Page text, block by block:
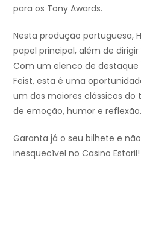
para os Tony Awards.
Nesta produção portuguesa,
papel principal, além de
Com um elenco de
Feist, esta é uma
um dos maiores clássicos
de emoção, humor e reflexão.
Garanta já o seu bilhete e
inesquecível no Casino Estoril!